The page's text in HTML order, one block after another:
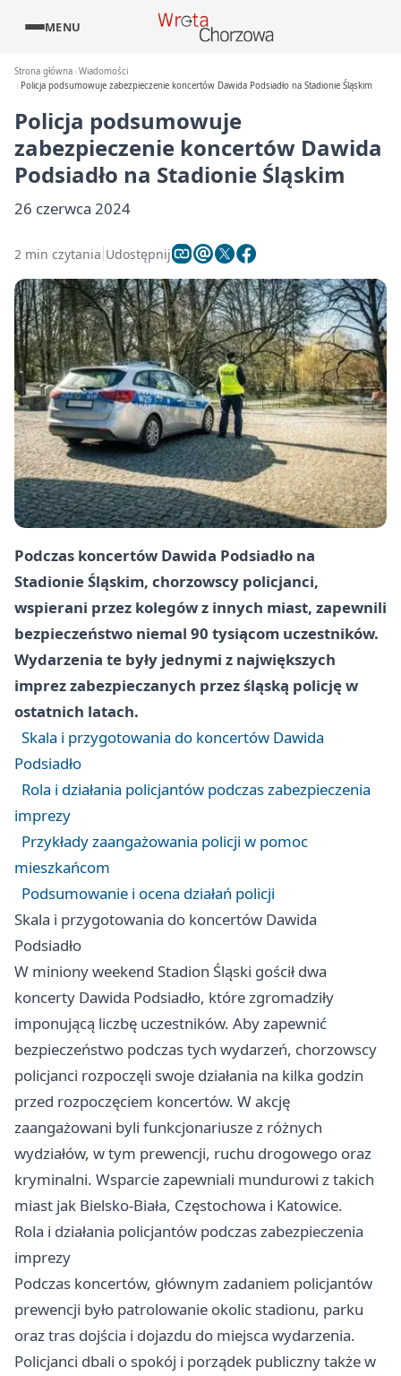
MENU
Strona główna Wiadomości
Policja podsumowuje zabezpieczenie koncertów Dawida Podsiadło na Stadionie Śląskim
Policja podsumowuje
zabezpieczenie koncertów Dawida
Podsiadło na Stadionie Śląskim
26 czerwca 2024
2 min czytania Udostępnij
Podczas koncertów Dawida Podsiadło na
Stadionie Śląskim, chorzowscy policjanci,
wspierani przez kolegów z innych miast, zapewnili
bezpieczeństwo niemal 90 tysiącom uczestników.
Wydarzenia te były jednymi z największych
imprez zabezpieczanych przez śląską policję w
ostatnich latach.
Skala i przygotowania do koncertów Dawida
Podsiadło
Rola i działania policjantów podczas zabezpieczenia
imprezy
Przykłady zaangażowania policji w pomoc
mieszkańcom
Podsumowanie i ocena działań policji
Skala i przygotowania do koncertów Dawida
Podsiadło
W miniony weekend Stadion Śląski gościł dwa
koncerty Dawida Podsiadło, które zgromadziły
imponującą liczbę uczestników. Aby zapewnić
bezpieczeństwo podczas tych wydarzeń, chorzowscy
policjanci rozpoczęli swoje działania na kilka godzin
przed rozpoczęciem koncertów. W akcję
zaangażowani byli funkcjonariusze z różnych
wydziałów, w tym prewencji, ruchu drogowego oraz
kryminalni. Wsparcie zapewniali mundurowi z takich
miast jak Bielsko-Biała, Częstochowa i Katowice.
Rola i działania policjantów podczas zabezpieczenia
imprezy
Podczas koncertów, głównym zadaniem policjantów
prewencji było patrolowanie okolic stadionu, parku
oraz tras dojścia i dojazdu do miejsca wydarzenia.
Policjanci dbali o spokój i porządek publiczny także w